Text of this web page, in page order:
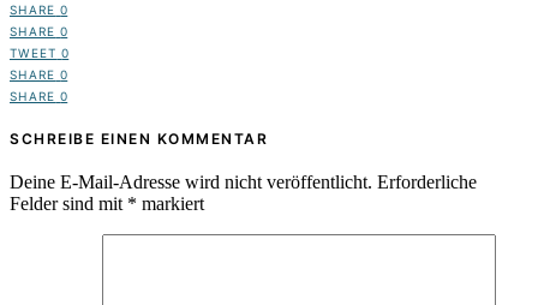
SHARE 0
SHARE 0
TWEET 0
SHARE 0
SHARE 0
SCHREIBE EINEN KOMMENTAR
Deine E-Mail-Adresse wird nicht veröffentlicht. Erforderliche
Felder sind mit * markiert